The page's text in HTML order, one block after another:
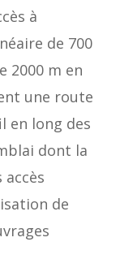
à
de 700
2000 m en
une route
en long des
dont la
de